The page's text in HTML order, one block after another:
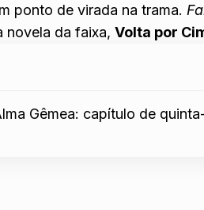
ponto de virada na trama.
novela da faixa,Volta por
Gêmea: capítulo de